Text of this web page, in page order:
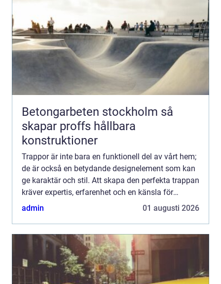
Betongarbeten stockholm så
skapar proffs hållbara
konstruktioner
Trappor är inte bara en funktionell del av vårt hem;
de är också en betydande designelement som kan
ge karaktär och stil. Att skapa den perfekta trappan
kräver expertis, erfarenhet och en känsla för
design. T...
admin 01 augusti 2026